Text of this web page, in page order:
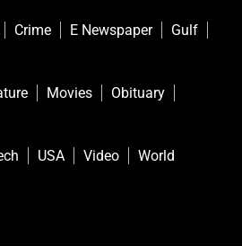
Crime E Newspaper
Gulf
Movies
Obituary
USA Video World